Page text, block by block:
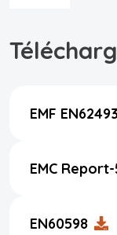
EMF
EMC
EN60598